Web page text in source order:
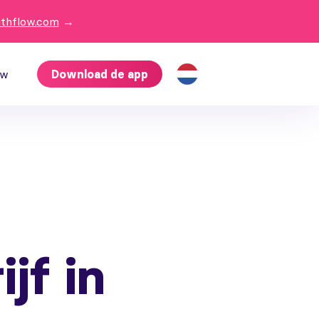
→
Download de app
in